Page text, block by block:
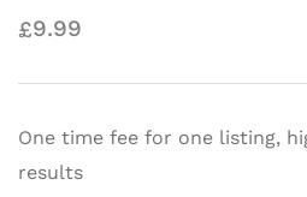
£9.99
One time fee for one listing,
results